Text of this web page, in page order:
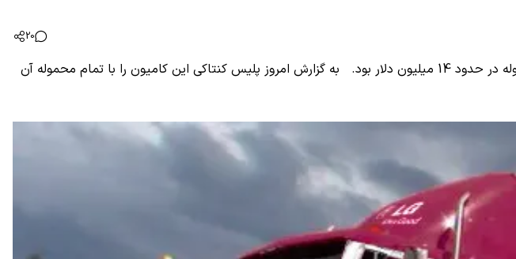
20
در حدود یک هفته پیش گفتیم که یک کامیون که بار آن گوشی LG G2 بود به سرقت رفت، ارزش این محموله در حدود 14 میلیون دلار بود. به گزارش امروز پلیس کنتاکی این کامیون را با تمام محموله آن